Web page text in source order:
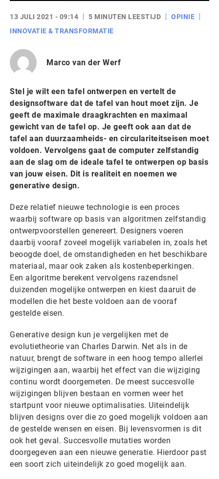
13 JULI 2021 - 09:14 5 MINUTEN LEESTIJD
OPINIE
INNOVATIE & TRANSFORMATIE
Marco van der Werf
Stel je wilt een tafel ontwerpen en vertelt de
designsoftware dat de tafel van hout moet zijn. Je
geeft de maximale draagkrachten en maximaal
gewicht van de tafel op. Je geeft ook aan dat de
tafel aan duurzaamheids- en circulariteitseisen moet
voldoen. Vervolgens gaat de computer zelfstandig
aan de slag om de ideale tafel te ontwerpen op basis
van jouw eisen. Dit is realiteit en noemen we
generative design.
Deze relatief nieuwe technologie is een proces
waarbij software op basis van algoritmen zelfstandig
ontwerpvoorstellen genereert. Designers voeren
daarbij vooraf zoveel mogelijk variabelen in, zoals het
beoogde doel, de omstandigheden en het beschikbare
materiaal, maar ook zaken als kostenbeperkingen.
Een algoritme berekent vervolgens razendsnel
duizenden mogelijke ontwerpen en kiest daaruit de
modellen die het beste voldoen aan de vooraf
gestelde eisen.
Generative design kun je vergelijken met de
evolutietheorie van Charles Darwin. Net als in de
natuur, brengt de software in een hoog tempo allerlei
wijzigingen aan, waarbij het effect van die wijziging
continu wordt doorgemeten. De meest succesvolle
wijzigingen blijven bestaan en vormen weer het
startpunt voor nieuwe optimalisaties. Uiteindelijk
blijven designs over die zo goed mogelijk voldoen aan
de gestelde wensen en eisen. Bij levensvormen is dit
ook het geval. Succesvolle mutaties worden
doorgegeven aan een nieuwe generatie. Hierdoor past
een soort zich uiteindelijk zo goed mogelijk aan.